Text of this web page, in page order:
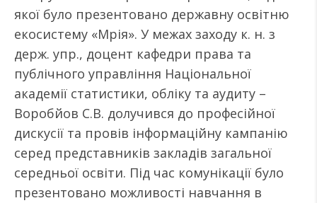
якої було презентовано державну освітню
екосистему «Мрія». У межах заходу к. н. з
держ. упр., доцент кафедри права та
публічного управління Національної
академії статистики, обліку та аудиту –
Воробйов С.В. долучився до професійної
дискусії та провів інформаційну кампанію
серед представників закладів загальної
середньої освіти. Під час комунікації було
презентовано можливості навчання в